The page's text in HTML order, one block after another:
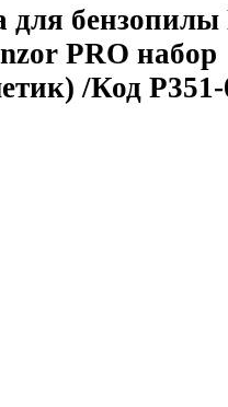
бензопилы
PRO набор
/Код